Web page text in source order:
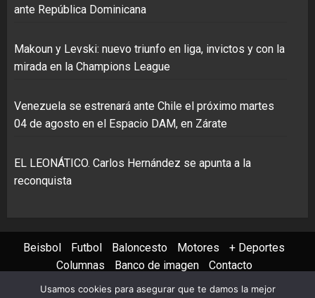
ante República Dominicana
Makoun y Levski: nuevo triunfo en liga, invictos y con la
mirada en la Champions League
Venezuela se estrenará ante Chile el próximo martes
04 de agosto en el Espacio DAM, en Zárate
EL LEONÁTICO. Carlos Hernández se apunta a la
reconquista
Beisbol Futbol Baloncesto Motores
+ Deportes
Columnas
Banco de imagen Contacto
Instagram
X YoutubeFacebook
TikTok
Usamos cookies para asegurar que te damos la mejor